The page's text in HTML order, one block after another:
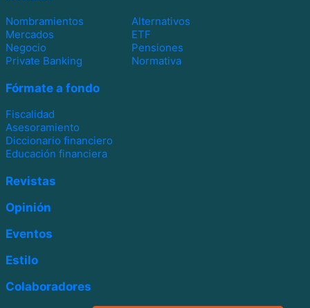
Nombramientos
Alternativos
Mercados
ETF
Negocio
Pensiones
Private Banking
Normativa
Fórmate a fondo
Fiscalidad
Asesoramiento
Diccionario financiero
Educación financiera
Revistas
Opinión
Eventos
Estilo
Colaboradores